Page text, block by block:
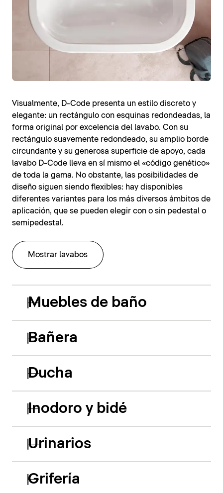
Visualmente, D-Code presenta un estilo discreto y
elegante: un rectángulo con esquinas redondeadas, la
forma original por excelencia del lavabo. Con su
rectángulo suavemente redondeado, su amplio borde
circundante y su generosa superficie de apoyo, cada
lavabo D-Code lleva en sí mismo el «código genético»
de toda la gama. No obstante, las posibilidades de
diseño siguen siendo flexibles: hay disponibles
diferentes variantes para los más diversos ámbitos de
aplicación, que se pueden elegir con o sin pedestal o
semipedestal.
Mostrar lavabos
Muebles de baño
Bañera
Ducha
Inodoro y bidé
Urinarios
Grifería